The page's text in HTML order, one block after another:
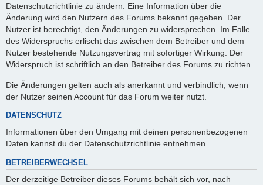
Datenschutzrichtlinie zu ändern. Eine Information über die
Änderung wird den Nutzern des Forums bekannt gegeben. Der
Nutzer ist berechtigt, den Änderungen zu widersprechen. Im Falle
des Widerspruchs erlischt das zwischen dem Betreiber und dem
Nutzer bestehende Nutzungsvertrag mit sofortiger Wirkung. Der
Widerspruch ist schriftlich an den Betreiber des Forums zu richten.
Die Änderungen gelten auch als anerkannt und verbindlich, wenn
der Nutzer seinen Account für das Forum weiter nutzt.
DATENSCHUTZ
Informationen über den Umgang mit deinen personenbezogenen
Daten kannst du der Datenschutzrichtlinie entnehmen.
BETREIBERWECHSEL
Der derzeitige Betreiber dieses Forums behält sich vor, nach